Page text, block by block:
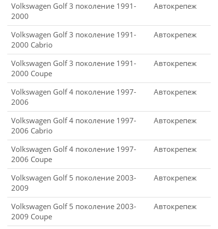
Volkswagen Golf 3 поколение 1991-
2000
Автокрепеж
Volkswagen Golf 3 поколение 1991-
2000 Cabrio
Автокрепеж
Volkswagen Golf 3 поколение 1991-
2000 Coupe
Автокрепеж
Volkswagen Golf 4 поколение 1997-
2006
Автокрепеж
Volkswagen Golf 4 поколение 1997-
2006 Cabrio
Автокрепеж
Volkswagen Golf 4 поколение 1997-
2006 Coupe
Автокрепеж
Volkswagen Golf 5 поколение 2003-
2009
Автокрепеж
Volkswagen Golf 5 поколение 2003-
2009 Coupe
Автокрепеж